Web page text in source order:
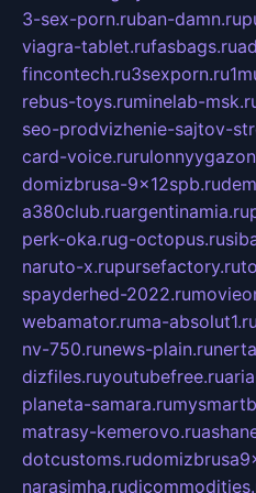
3-sex-porn.ruban-damn.ru
viagra-tablet.rufasbags.ru
fincontech.ru3sexporn.ru
rebus-toys.ruminelab-
seo-prodvizhenie-sajtov-
card-voice.ru
domizbrusa-9x12spb.ru
a380club.ruargentinamia.ru
perk-oka.rug-octopus.ru
naruto-x.rupursefactory.ru
spayderhed-2022.ru
webamator.ruma-absolut1.ru
nv-750.runews-plain.ru
dizfiles.ruyoutubefree.ru
planeta-samara.ru
matrasy-kemerovo.ru
dotcustoms.ru
narasimha.ru